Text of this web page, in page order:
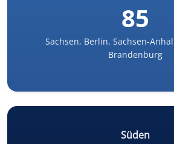
85
Sachsen, Berlin, Sachsen-
Brandenburg
Süden